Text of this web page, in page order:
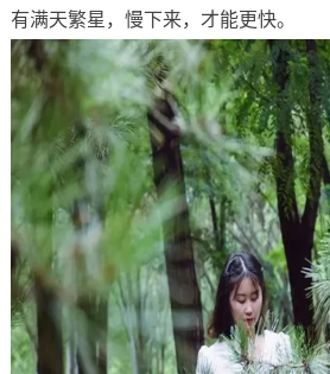
有满天繁星，慢下来，才能更快。